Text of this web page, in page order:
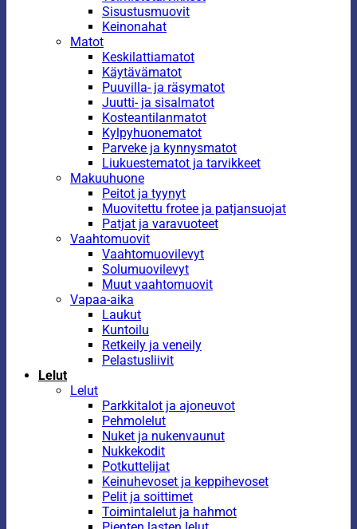
Sisustusmuovit
Keinonahat
Matot
Keskilattiamatot
Käytävämatot
Puuvilla- ja räsymatot
Juutti- ja sisalmatot
Kosteantilanmatot
Kylpyhuonematot
Parveke ja kynnysmatot
Liukuestematot ja tarvikkeet
Makuuhuone
Peitot ja tyynyt
Muovitettu frotee ja patjansuojat
Patjat ja varavuoteet
Vaahtomuovit
Vaahtomuovilevyt
Solumuovilevyt
Muut vaahtomuovit
Vapaa-aika
Laukut
Kuntoilu
Retkeily ja veneily
Pelastusliivit
Lelut
Lelut
Parkkitalot ja ajoneuvot
Pehmolelut
Nuket ja nukenvaunut
Nukkekodit
Potkuttelijat
Keinuhevoset ja keppihevoset
Pelit ja soittimet
Toimintalelut ja hahmot